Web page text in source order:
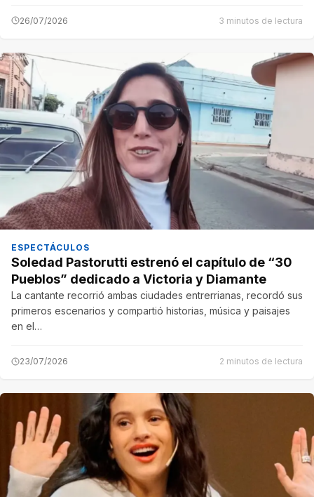
26/07/2026 3 minutos de lectura
ESPECTÁCULOS
Soledad Pastorutti estrenó el capítulo de “30
Pueblos” dedicado a Victoria y Diamante
La cantante recorrió ambas ciudades entrerrianas, recordó sus
primeros escenarios y compartió historias, música y paisajes
en el…
23/07/2026 2 minutos de lectura